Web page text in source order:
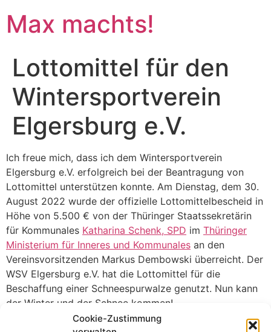
Cookie-Zustimmung
Max machts!
Lottomittel für den
Wintersportverein
Elgersburg e.V.
Ich freue mich, dass ich dem Wintersportverein
Elgersburg e.V. erfolgreich bei der Beantragung von
Lottomittel unterstützen konnte. Am Dienstag, dem 30.
August 2022 wurde der offizielle Lottomittelbescheid in
Höhe von 5.500 € von der Thüringer Staatssekretärin
für Kommunales Katharina Schenk, SPD im Thüringer
Ministerium für Inneres und Kommunales an den
Vereinsvorsitzenden Markus Dembowski überreicht. Der
WSV Elgersburg e.V. hat die Lottomittel für die
Beschaffung einer Schneespurwalze genutzt. Nun kann
der Winter und der Schnee kommen!